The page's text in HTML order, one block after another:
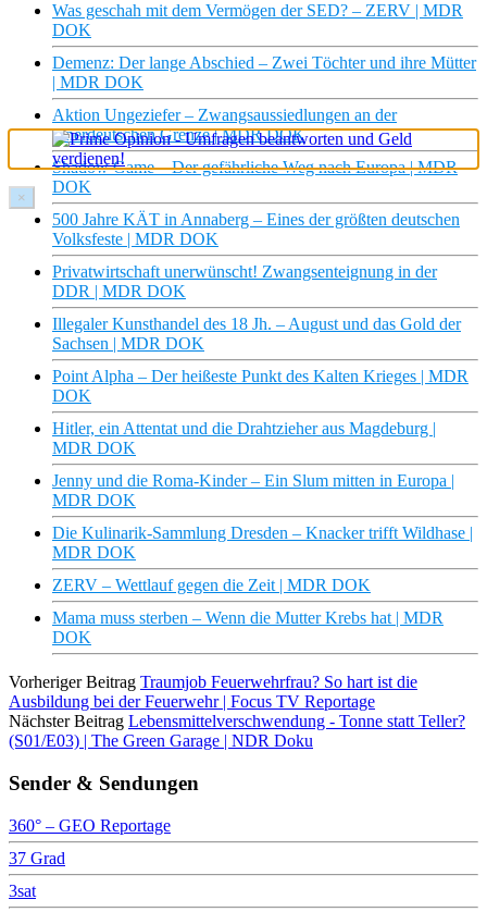
Was geschah mit dem Vermögen der SED? – ZERV | MDR
DOK
Demenz: Der lange Abschied – Zwei Töchter und ihre Mütter
| MDR DOK
Aktion Ungeziefer – Zwangsaussiedlungen an der
innerdeutschen Grenze | MDR DOK
Shadow Game – Der gefährliche Weg nach Europa | MDR
DOK
500 Jahre KÄT in Annaberg – Eines der größten deutschen
Volksfeste | MDR DOK
Privatwirtschaft unerwünscht! Zwangsenteignung in der
DDR | MDR DOK
Illegaler Kunsthandel des 18 Jh. – August und das Gold der
Sachsen | MDR DOK
Point Alpha – Der heißeste Punkt des Kalten Krieges | MDR
DOK
Hitler, ein Attentat und die Drahtzieher aus Magdeburg |
MDR DOK
Jenny und die Roma-Kinder – Ein Slum mitten in Europa |
MDR DOK
Die Kulinarik-Sammlung Dresden – Knacker trifft Wildhase |
MDR DOK
ZERV – Wettlauf gegen die Zeit | MDR DOK
Mama muss sterben – Wenn die Mutter Krebs hat | MDR
DOK
Vorheriger Beitrag Traumjob Feuerwehrfrau? So hart ist die
Ausbildung bei der Feuerwehr | Focus TV Reportage
Nächster Beitrag Lebensmittelverschwendung - Tonne statt Teller?
(S01/E03) | The Green Garage | NDR Doku
Sender & Sendungen
360° – GEO Reportage
37 Grad
3sat
×